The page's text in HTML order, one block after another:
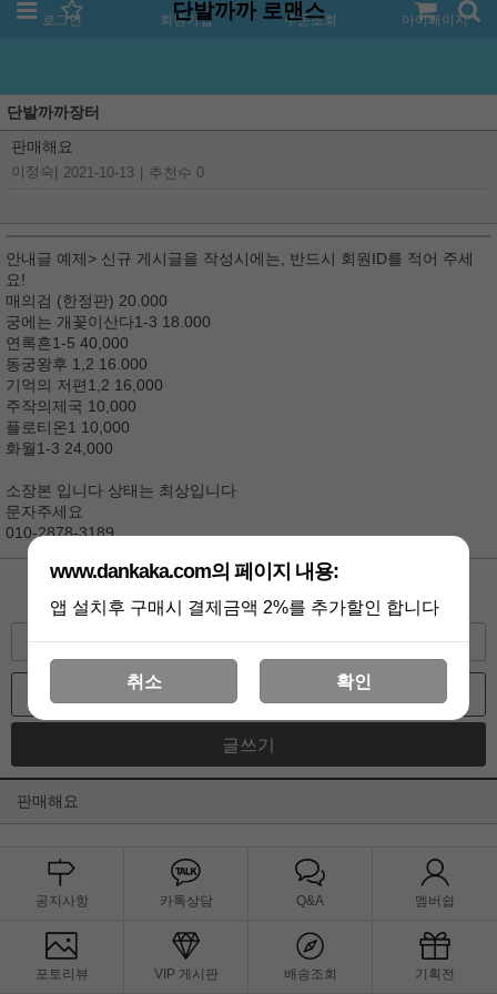
로그인 회원가입 주문조회 마이페이지
단발까까 로맨스
단발까까장터
판매해요
이정숙 2021-10-13 추천수 0
안내글 예제> 신규 게시글을 작성시에는, 반드시 회원ID를 적어 주세
요!
매의검 (한정판) 20.000
궁에는 개꽃이산다1-3 18.000
연록흔1-5 40,000
동궁왕후 1,2 16.000
기억의 저편1,2 16,000
주작의제국 10,000
플로티온1 10,000
화월1-3 24,000
소장본 입니다 상태는 최상입니다
문자주세요
010-2878-3189
수정 삭제 추천
목록
글쓰기
판매해요
공지사항 카톡상담 Q&A 멤버쉽
포토리뷰 VIP 게시판 배송조회 기획전
www.dankaka.com의 페이지 내용:
앱 설치후 구매시 결제금액 2%를 추가할인 합니다
취소 확인